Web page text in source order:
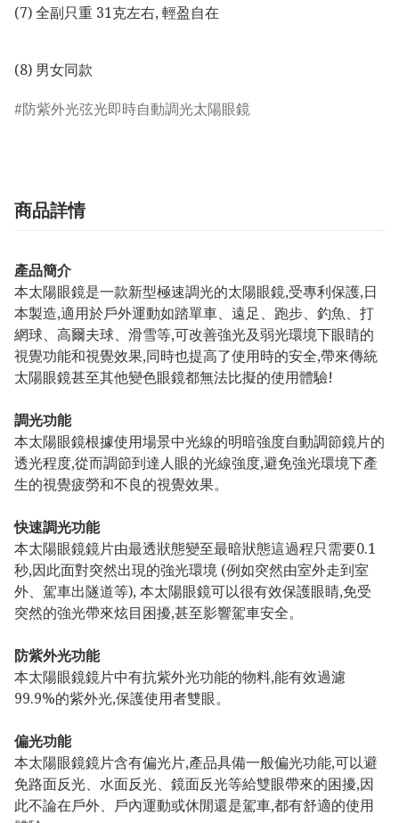
(7) 全副只重 31克左右, 輕盈自在
(8) 男女同款
防紫外光弦光即時自動調光太陽眼鏡
商品詳情
產品簡介
本太陽眼鏡是一款新型極速調光的太陽眼鏡,受專利保護,日
本製造,適用於戶外運動如踏單車、遠足、跑步、釣魚、打
網球、高爾夫球、滑雪等,可改善強光及弱光環境下眼睛的
視覺功能和視覺效果,同時也提高了使用時的安全,帶來傳統
太陽眼鏡甚至其他變色眼鏡都無法比擬的使用體驗!
調光功能
本太陽眼鏡根據使用場景中光線的明暗強度自動調節鏡片的
透光程度,從而調節到達人眼的光線強度,避免強光環境下產
生的視覺疲勞和不良的視覺效果。
快速調光功能
本太陽眼鏡鏡片由最透狀態變至最暗狀態這過程只需要0.1
秒,因此面對突然出現的強光環境 (例如突然由室外走到室
外、駕車出隧道等), 本太陽眼鏡可以很有效保護眼睛,免受
突然的強光帶來炫目困擾,甚至影響駕車安全。
防紫外光功能
本太陽眼鏡鏡片中有抗紫外光功能的物料,能有效過濾
99.9%的紫外光,保護使用者雙眼。
偏光功能
本太陽眼鏡鏡片含有偏光片,產品具備一般偏光功能,可以避
免路面反光、水面反光、鏡面反光等給雙眼帶來的困擾,因
此不論在戶外、戶內運動或休閒還是駕車,都有舒適的使用